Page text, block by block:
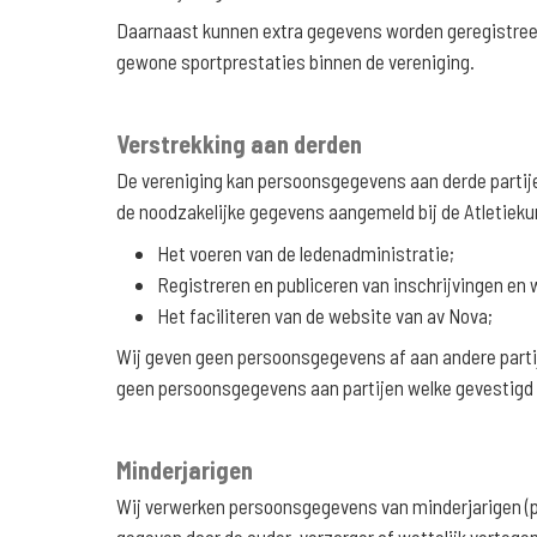
Daarnaast kunnen extra gegevens worden
gewone sportprestaties binnen de vereniging.
Verstrekking aan derden
De vereniging kan persoonsgegevens aan derde
de noodzakelijke gegevens aangemeld bij de
Het voeren van de ledenadministratie;
Registreren en publiceren van inschrijvingen en
Het faciliteren van de website van av Nova;
Wij geven geen persoonsgegevens af aan andere
geen persoonsgegevens aan partijen welke
Minderjarigen
Wij verwerken persoonsgegevens van